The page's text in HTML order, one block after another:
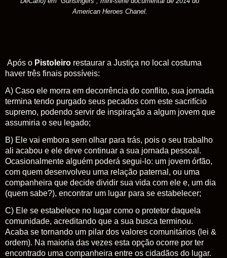
American Heroes Chanel.
Após o Pistoleiro restaurar a Justiça no local costuma
haver três finais possíveis:
A) Caso ele morra em decorrência do conflito, sua jornada
termina tendo purgado seus pecados com este sacrifício
supremo, podendo servir de inspiração a algum jovem que
assumiria o seu legado;
B) Ele vai embora sem olhar para trás, pois o seu trabalho
ali acabou e ele deve continuar a sua jornada pessoal.
Ocasionalmente alguém poderá segui-lo: um jovem órfão,
com quem desenvolveu uma relação paternal, ou uma
companheira que decide dividir sua vida com ele e, um dia
(quem sabe?), encontrar um lugar para se estabelecer;
C) Ele se estabelece no lugar como o protetor daquela
comunidade, acreditando que a sua busca terminou.
Acaba se tornando um pilar dos valores comunitários (lei &
ordem). Na maioria das vezes esta opção ocorre por ter
encontrado uma companheira entre os cidadãos do lugar.